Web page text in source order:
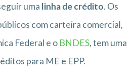
uma linha de crédito. Os
com carteira comercial,
Federal e o BNDES, tem uma
para ME e EPP.